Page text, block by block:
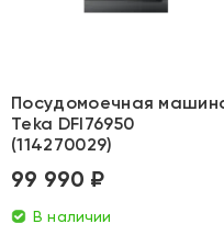
Посудомоечная
Teka DFI76950
(114270029)
99 990 ₽
В наличии